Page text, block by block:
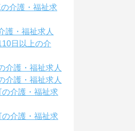
介護・福祉求
護・福祉求人
日以上の介
介護・福祉求人
介護・福祉求人
介護・福祉求
介護・福祉求